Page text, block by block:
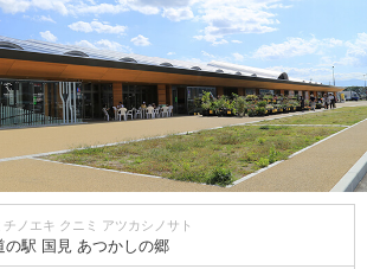
チノエキ クニミ アツカシノサト
の駅 国見 あつかしの郷